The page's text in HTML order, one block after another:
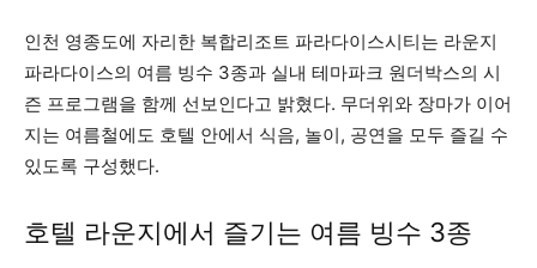
인천 영종도에 자리한 복합리조트 파라다이스시티는 라운지
파라다이스의 여름 빙수 3종과 실내 테마파크 원더박스의 시
즌 프로그램을 함께 선보인다고 밝혔다. 무더위와 장마가 이어
지는 여름철에도 호텔 안에서 식음, 놀이, 공연을 모두 즐길 수
있도록 구성했다.
호텔 라운지에서 즐기는 여름 빙수 3종